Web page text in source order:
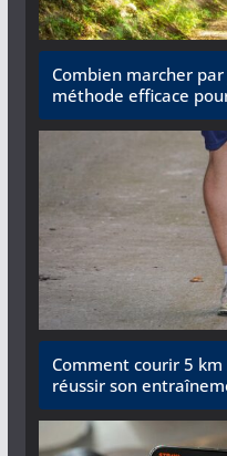
Combien marcher
méthode efficace
Comment courir 5
réussir son